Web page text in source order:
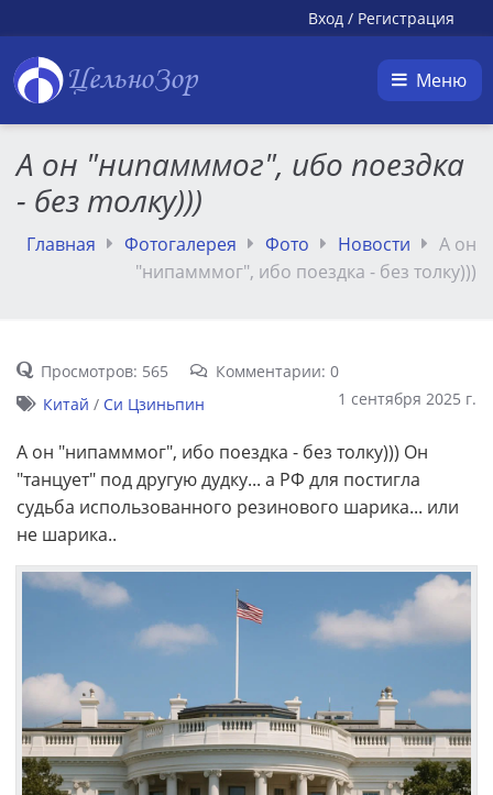
Вход / Регистрация
ЦельноЗор Меню
А он "нипамммог", ибо поездка
- без толку)))
Главная Фотогалерея Фото Новости
А он
"нипамммог", ибо поездка - без толку)))
Просмотров: 565
Комментарии: 0
1 сентября 2025 г.
Китай / Си Цзиньпин
А он "нипамммог", ибо поездка - без толку))) Он
"танцует" под другую дудку... а РФ для постигла
судьба использованного резинового шарика... или
не шарика..